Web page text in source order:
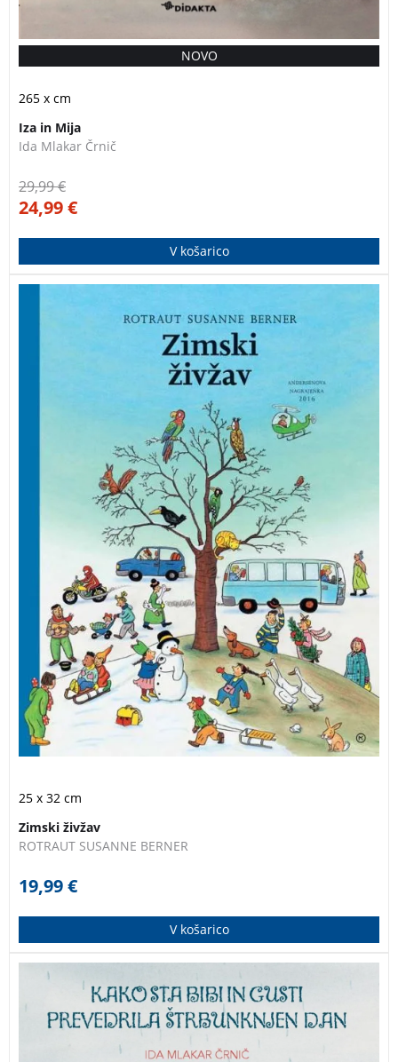
NOVO
265 x cm
Iza in Mija
Ida Mlakar Črnič
29,99€
24,99€
V košarico
Ta velika knjiga, ki prikazuje mesto in njegovo okolico,
kar mrgoli od nešteto podrobnosti. Zimski živžav
25 x 32 cm
Zimski živžav
ROTRAUT SUSANNE BERNER
19,99€
V košarico
Že deveta knjiga v zbirki o Bibi in Gustiju. Bibi in Gusti sta
nekega dne izgubila dobro voljo. Jejatanajsa, kakšen
mrzel in deževen dan je bil to. Štrbunknjen. Pujsa sta bila
čisto na tleh. Naj jo gresta iskat? Kako sta bibi in gusti